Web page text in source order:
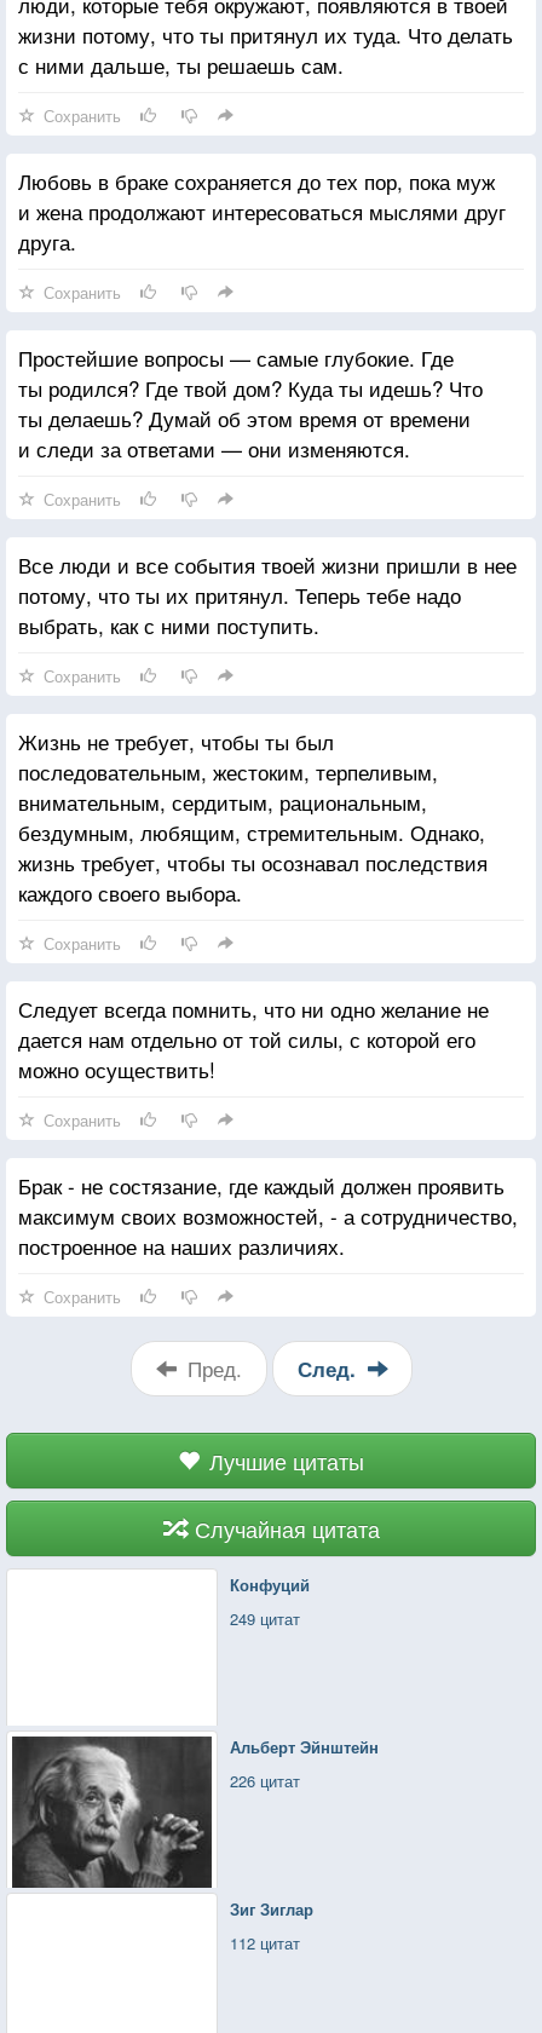
жизни потому, что ты притянул их туда. Что делать
с ними дальше, ты решаешь сам.
Сохранить
Любовь в браке сохраняется до тех пор, пока муж
и жена продолжают интересоваться мыслями друг
друга.
Сохранить
Простейшие вопросы — самые глубокие. Где
ты родился? Где твой дом? Куда ты идешь? Что
ты делаешь? Думай об этом время от времени
и следи за ответами — они изменяются.
Сохранить
Все люди и все события твоей жизни пришли в нее
потому, что ты их притянул. Теперь тебе надо
выбрать, как с ними поступить.
Сохранить
Жизнь не требует, чтобы ты был
последовательным, жестоким, терпеливым,
внимательным, сердитым, рациональным,
бездумным, любящим, стремительным. Однако,
жизнь требует, чтобы ты осознавал последствия
каждого своего выбора.
Сохранить
Следует всегда помнить, что ни одно желание не
дается нам отдельно от той силы, с которой его
можно осуществить!
Сохранить
Брак - не состязание, где каждый должен проявить
максимум своих возможностей, - а сотрудничество,
построенное на наших различиях.
Сохранить
Пред. След.
Лучшие цитаты
Случайная цитата
Конфуций
249 цитат
Альберт Эйнштейн
226 цитат
Зиг Зиглар
112 цитат